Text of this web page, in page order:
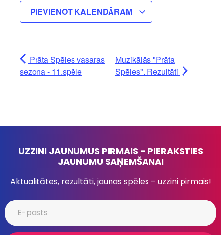
PIEVIENOT KALENDĀRAM
Prāta Spēles vasaras
sezona - 11.spēle
Muzikālās "Prāta
Spēles". Rezultāti
UZZINI JAUNUMUS PIRMAIS - PIERAKSTIES
JAUNUMU SAŅEMŠANAI
Aktualitātes, rezultāti, jaunas spēles – uzzini pirmais!